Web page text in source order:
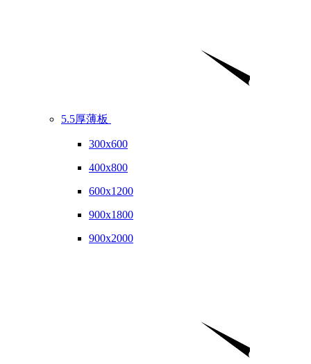
5.5厚薄板
300x600
400x800
600x1200
900x1800
900x2000